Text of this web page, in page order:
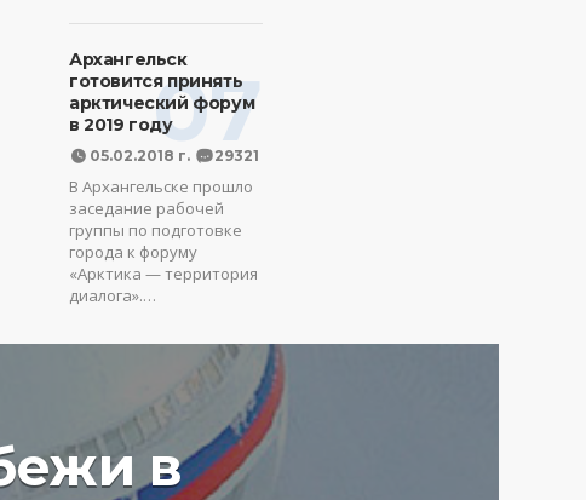
07
Архангельск
готовится принять
арктический форум
в 2019 году
05.02.2018 г. 29321
В Архангельске прошло
заседание рабочей
группы по подготовке
города к форуму
«Арктика — территория
диалога».…
в